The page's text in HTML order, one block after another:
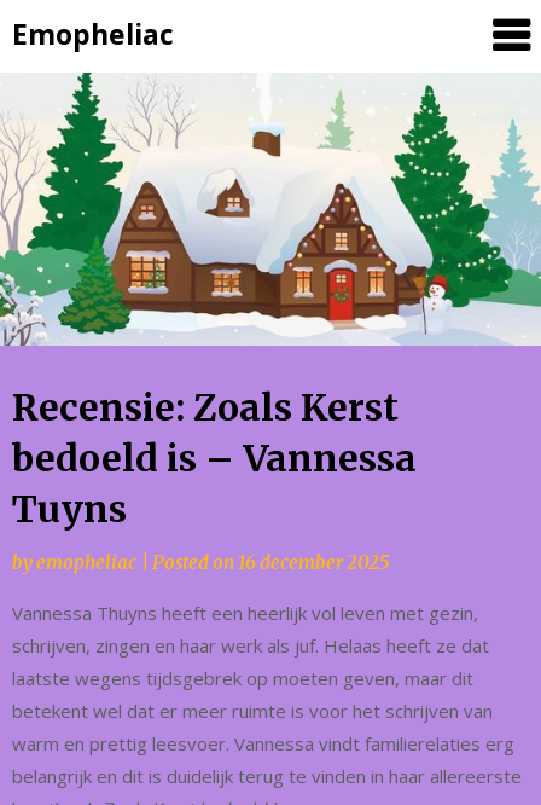
to
content
Emopheliac
Recensie: Zoals Kerst
bedoeld is – Vannessa
Tuyns
byemopheliac Posted on16 december 2025
Vannessa Thuyns heeft een heerlijk vol leven met gezin,
schrijven, zingen en haar werk als juf. Helaas heeft ze dat
laatste wegens tijdsgebrek op moeten geven, maar dit
betekent wel dat er meer ruimte is voor het schrijven van
warm en prettig leesvoer. Vannessa vindt familierelaties erg
belangrijk en dit is duidelijk terug te vinden in haar allereerste